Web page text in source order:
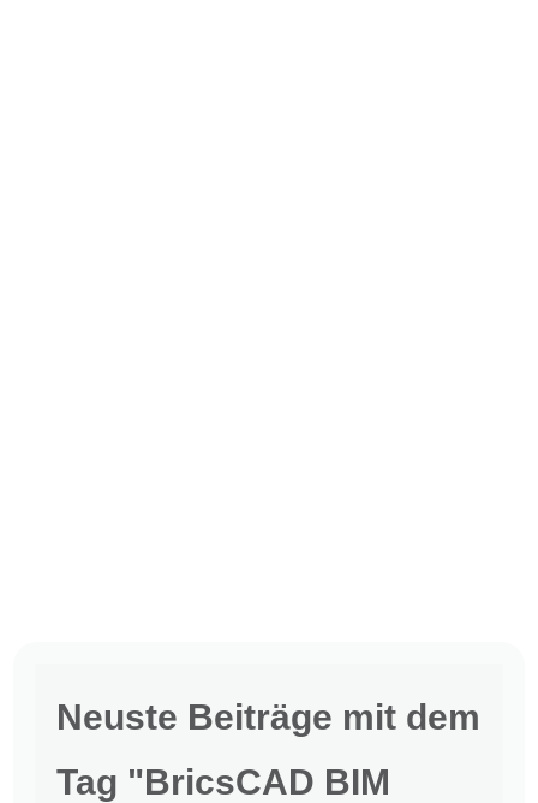
Neuste Beiträge mit dem
Tag "BricsCAD BIM